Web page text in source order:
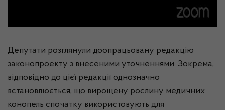
Депутати розглянули доопрацьовану редакцію
законопроекту з внесеними уточненнями. Зокрема,
відповідно до цієї редакції однозначно
встановлюється, що вирощену рослину медичних
конопель спочатку використовують для